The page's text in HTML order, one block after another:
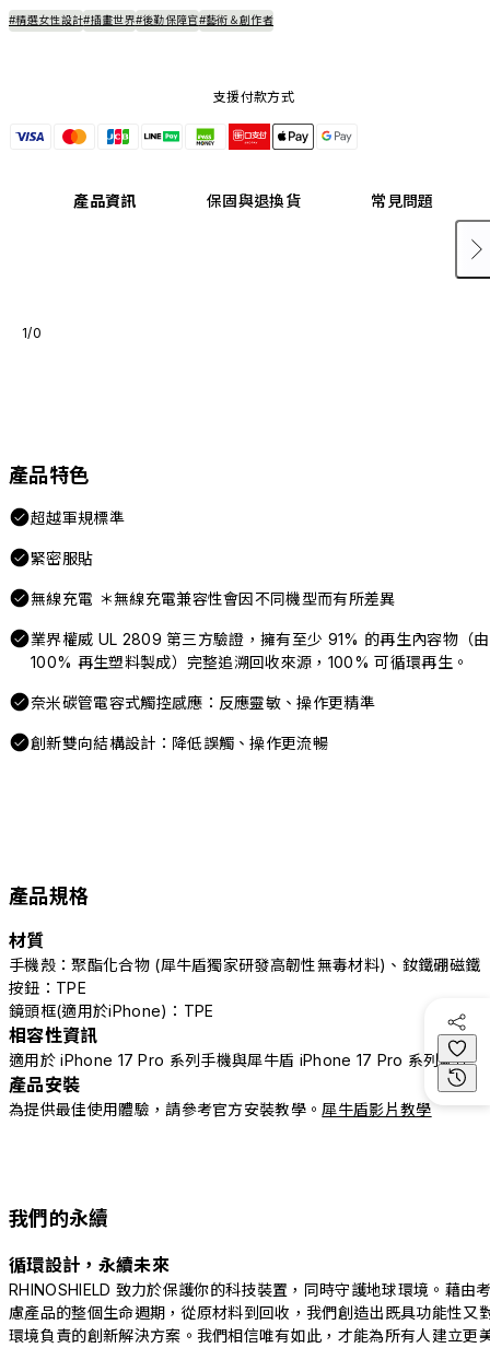
#精選女性設計#插畫世界#後勤保障官#藝術＆創作者
支援付款方式
產品資訊 保固與退換貨 常見問題
1/0
產品特色
超越軍規標準
緊密服貼
無線充電 ＊無線充電兼容性會因不同機型而有所差異
業界權威 UL 2809 第三方驗證，擁有至少 91% 的再生內容物（由
100% 再生塑料製成）完整追溯回收來源，100% 可循環再生。
奈米碳管電容式觸控感應：反應靈敏、操作更精準
創新雙向結構設計：降低誤觸、操作更流暢
產品規格
材質
手機殼：聚酯化合物 (犀牛盾獨家研發高韌性無毒材料)、釹鐵硼磁鐵
按鈕：TPE
鏡頭框(適用於iPhone)：TPE
相容性資訊
適用於 iPhone 17 Pro 系列手機與犀牛盾 iPhone 17 Pro 系列配件
產品安裝
為提供最佳使用體驗，請參考官方安裝教學。 犀牛盾影片教學
我們的永續
循環設計，永續未來
RHINOSHIELD 致力於保護你的科技裝置，同時守護地球環境。藉由
慮產品的整個生命週期，從原材料到回收，我們創造出既具功能性又
環境負責的創新解決方案。我們相信唯有如此，才能為所有人建立更